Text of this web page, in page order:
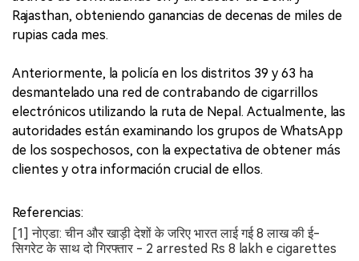
Rajasthan, obteniendo ganancias de decenas de miles de
rupias cada mes.
Anteriormente, la policía en los distritos 39 y 63 ha
desmantelado una red de contrabando de cigarrillos
electrónicos utilizando la ruta de Nepal. Actualmente, las
autoridades están examinando los grupos de WhatsApp
de los sospechosos, con la expectativa de obtener más
clientes y otra información crucial de ellos.
Referencias:
[1] नोएडा: चीन और खाड़ी देशों के जरिए भारत लाई गई 8 लाख की ई-
सिगरेट के साथ दो गिरफ्तार - 2 arrested Rs 8 lakh e cigarettes